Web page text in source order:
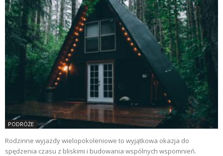
PODRÓŻE
Rodzinne wyjazdy wielopokoleniowe to wyjątkowa okazja do
spędzenia czasu z bliskimi i budowania wspólnych wspomnień.